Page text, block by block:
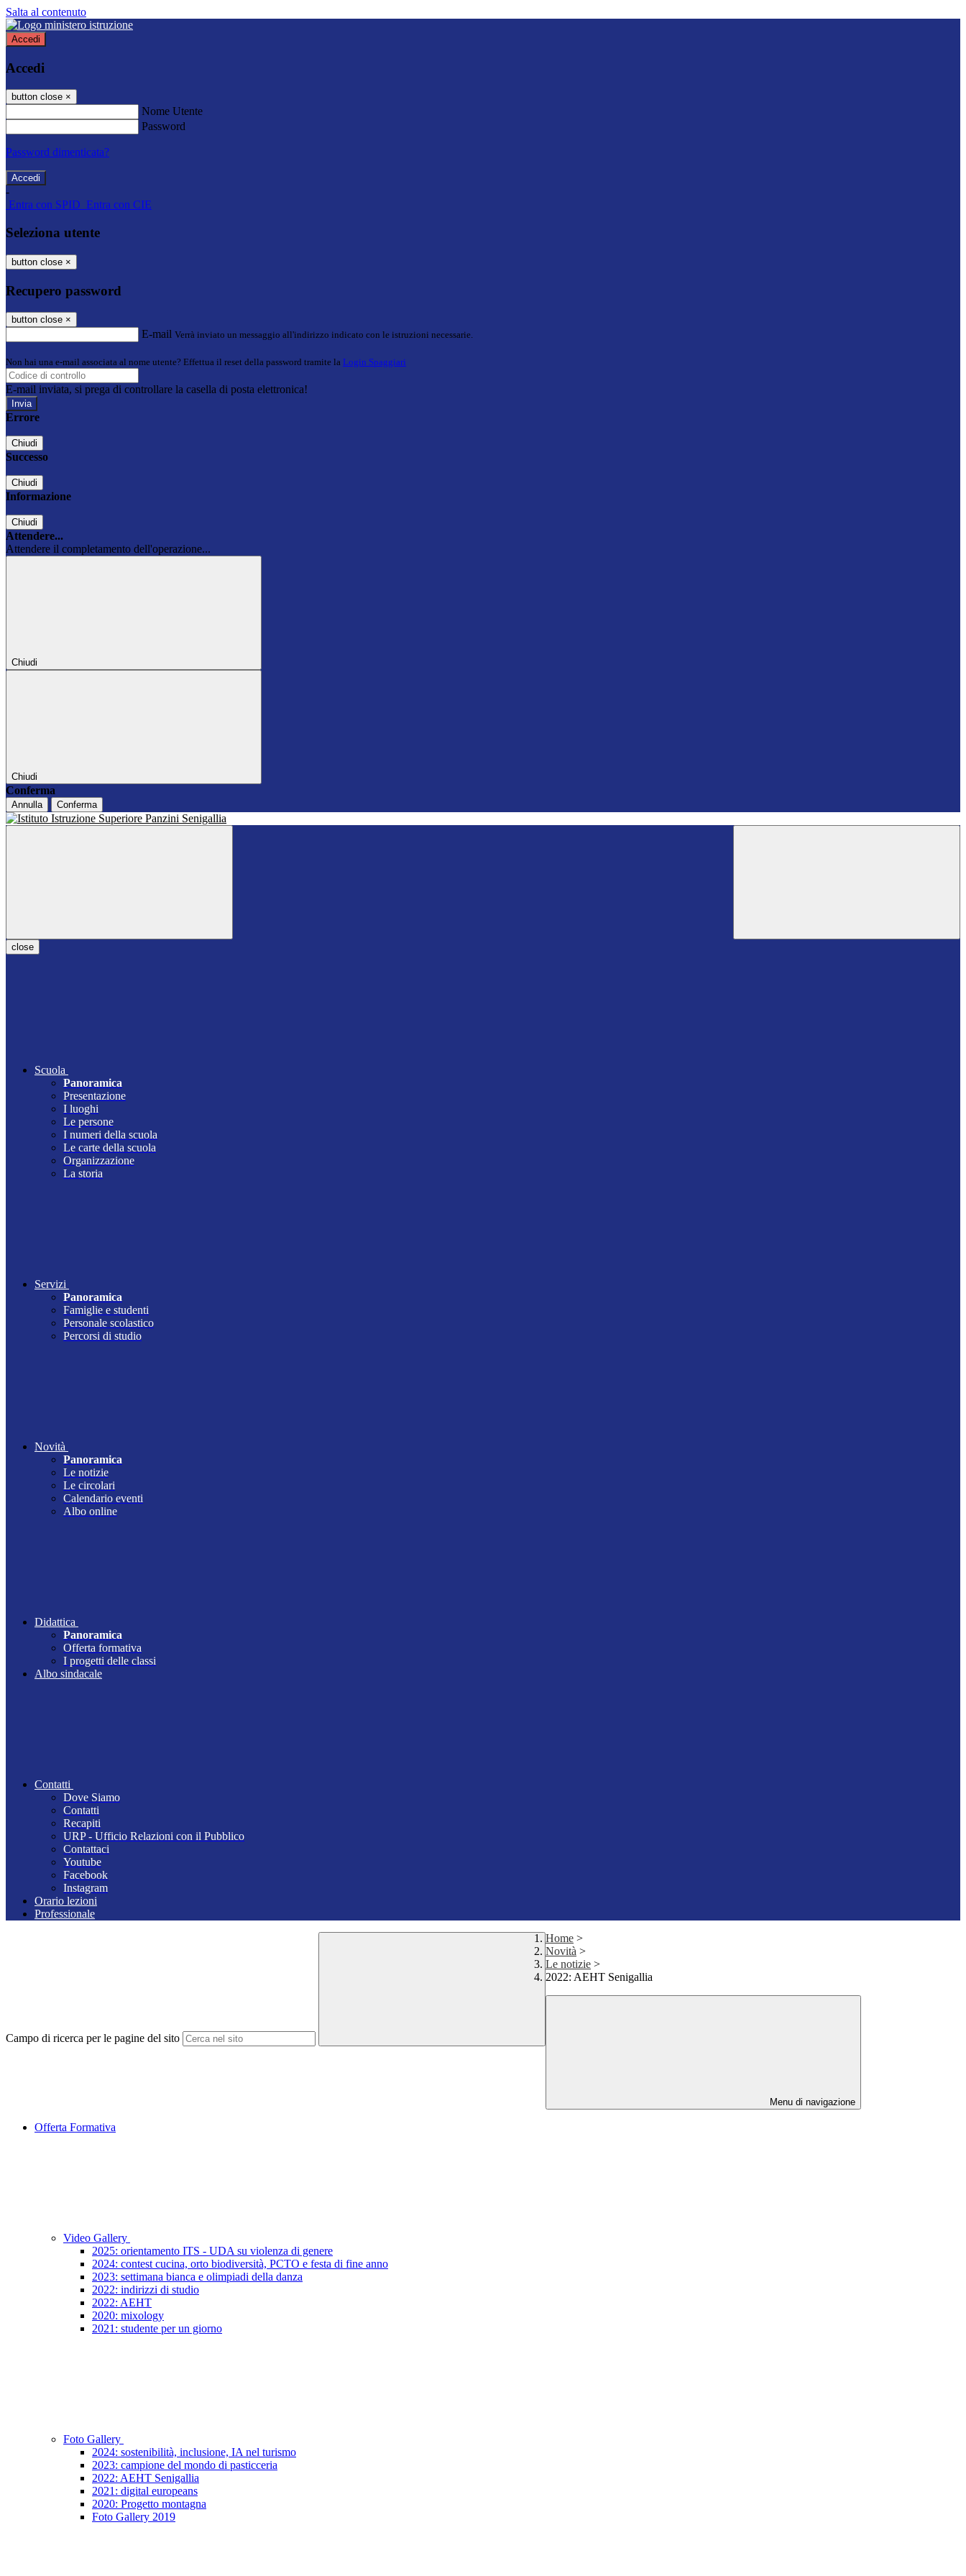
Salta al contenuto
Accedi
Accedi
button close ×
Nome Utente
Password
Password dimenticata?
-
Entra con SPID Entra con CIE
Seleziona utente
button close ×
Recupero password
button close ×
E-mail Verrà inviato un messaggio all'indirizzo indicato con le istruzioni necessarie.
Non hai una e-mail associata al nome utente? Effettua il reset della password tramite la Login Spaggiari
E-mail inviata, si prega di controllare la casella di posta elettronica!
Errore
Chiudi
Successo
Chiudi
Informazione
Chiudi
Attendere...
Attendere il completamento dell'operazione...
Chiudi
Chiudi
Conferma
Annulla Conferma
close
Scuola
Panoramica
Presentazione
I luoghi
Le persone
I numeri della scuola
Le carte della scuola
Organizzazione
La storia
Servizi
Panoramica
Famiglie e studenti
Personale scolastico
Percorsi di studio
Novità
Panoramica
Le notizie
Le circolari
Calendario eventi
Albo online
Didattica
Panoramica
Offerta formativa
I progetti delle classi
Albo sindacale
Contatti
Dove Siamo
Contatti
Recapiti
URP - Ufficio Relazioni con il Pubblico
Contattaci
Youtube
Facebook
Instagram
Orario lezioni
Professionale
Campo di ricerca per le pagine del sito
Home >
Novità >
Le notizie >
2022: AEHT Senigallia
Menu di navigazione
Offerta Formativa
Video Gallery
2025: orientamento ITS - UDA su violenza di genere
2024: contest cucina, orto biodiversità, PCTO e festa di fine anno
2023: settimana bianca e olimpiadi della danza
2022: indirizzi di studio
2022: AEHT
2020: mixology
2021: studente per un giorno
Foto Gallery
2024: sostenibilità, inclusione, IA nel turismo
2023: campione del mondo di pasticceria
2022: AEHT Senigallia
2021: digital europeans
2020: Progetto montagna
Foto Gallery 2019